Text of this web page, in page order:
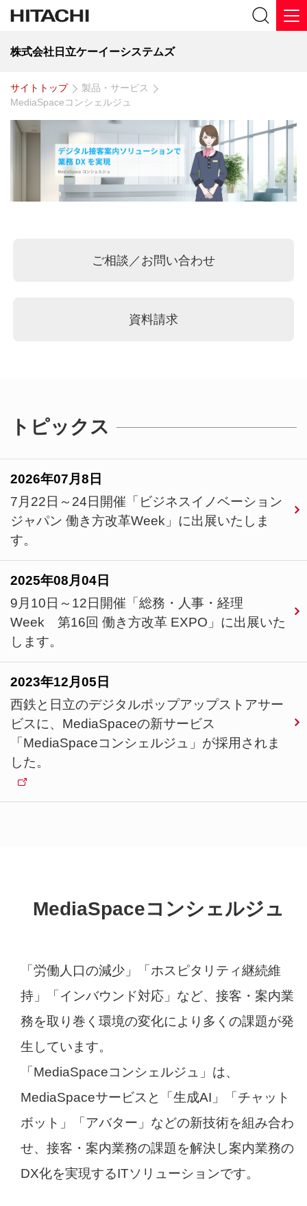
株式会社日立ケーイーシステムズ
サイトトップ
製品・サービス
MediaSpaceコンシェルジュ
ご相談／お問い合わせ
資料請求
トピックス
2026年07月8日
7月22日～24日開催「ビジネスイノベーション
ジャパン 働き方改革Week」に出展いたしま
す。
2025年08月04日
9月10日～12日開催「総務・人事・経理
Week 第16回 働き方改革 EXPO」に出展いた
します。
2023年12月05日
西鉄と日立のデジタルポップアップストアサー
ビスに、MediaSpaceの新サービス
「MediaSpaceコンシェルジュ」が採用されま
した。
MediaSpaceコンシェルジュ
「労働人口の減少」「ホスピタリティ継続維
持」「インバウンド対応」など、接客・案内業
務を取り巻く環境の変化により多くの課題が発
生しています。
「MediaSpaceコンシェルジュ」は、
MediaSpaceサービスと「生成AI」「チャット
ボット」「アバター」などの新技術を組み合わ
せ、接客・案内業務の課題を解決し案内業務の
DX化を実現するITソリューションです。